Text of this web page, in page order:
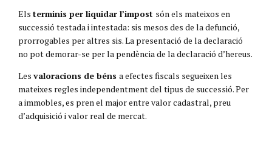
Els terminis per liquidar l’impost són els mateixos en
successió testada i intestada: sis mesos des de la defunció,
prorrogables per altres sis. La presentació de la declaració
no pot demorar-se per la pendència de la declaració d’hereus.
Les valoracions de béns a efectes fiscals segueixen les
mateixes regles independentment del tipus de successió. Per
a immobles, es pren el major entre valor cadastral, preu
d’adquisició i valor real de mercat.